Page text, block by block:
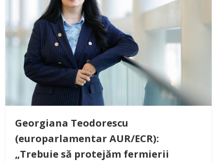
Georgiana Teodorescu
(europarlamentar AUR/ECR):
„Trebuie să protejăm fermierii